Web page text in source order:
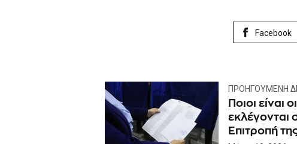
Facebook
ΠΡΟΗΓΟΎΜΕΝΗ
Ποιοι είναι
εκλέγονται
Επιτροπή